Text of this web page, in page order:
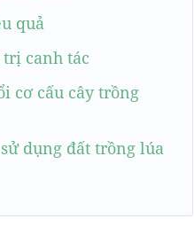
quả
canh tác
cơ cấu cây trồng
dụng đất trồng lúa